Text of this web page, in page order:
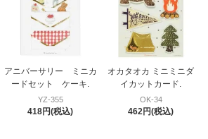
アニバーサリー ミニカ
ードセット ケーキ.
YZ-355
418円(税込)
オカタオカ ミニミニダ
イカットカード.
OK-34
462円(税込)